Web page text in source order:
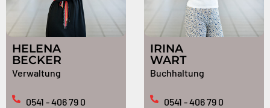
HELENA
BECKER
Verwaltung
0541 - 406 79 0
IRINA
WART
Buchhaltung
0541 - 406 79 0